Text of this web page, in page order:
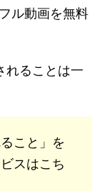
ル動画を無料
れることは一
こと」を
スはこち